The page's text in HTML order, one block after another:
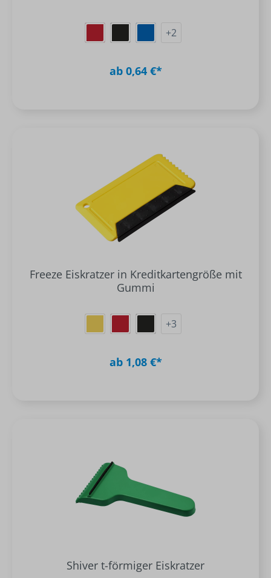
+2
ab 0,64 €*
Freeze Eiskratzer in Kreditkartengröße mit
Gummi
+3
ab 1,08 €*
Shiver t-förmiger Eiskratzer